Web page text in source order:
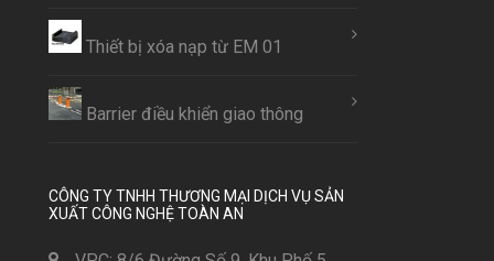
Thiết bị xóa nạp từ EM 01
Barrier điều khiển giao thông
CÔNG TY TNHH THƯƠNG MẠI DỊCH VỤ SẢN
XUẤT CÔNG NGHỆ TOÀN AN